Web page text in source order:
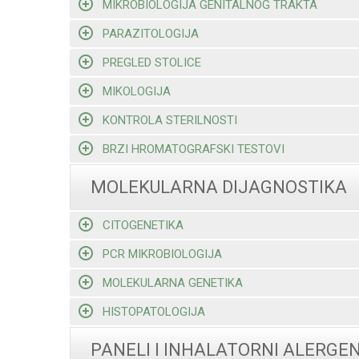
MIKROBIOLOGIJA GENITALNOG TRAKTA
PARAZITOLOGIJA
PREGLED STOLICE
MIKOLOGIJA
KONTROLA STERILNOSTI
BRZI HROMATOGRAFSKI TESTOVI
MOLEKULARNA DIJAGNOSTIKA
CITOGENETIKA
PCR MIKROBIOLOGIJA
MOLEKULARNA GENETIKA
HISTOPATOLOGIJA
PANELI I INHALATORNI